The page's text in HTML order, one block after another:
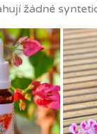
žádné